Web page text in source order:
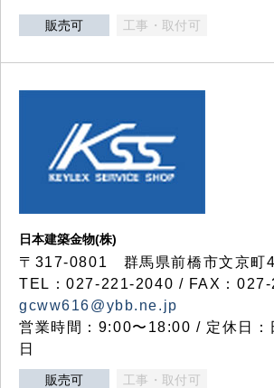
販売可 工事・取付可
日本建築金物(株)
〒317‐0801 群馬県前橋市文京町
TEL：027-221-2040 / FAX：
gcww616@ybb.ne.jp
営業時間：9:00〜18:00 / 定休日：
日
販売可 工事・取付可